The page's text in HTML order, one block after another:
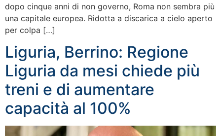
dopo cinque anni di non governo, Roma non sembra più
una capitale europea. Ridotta a discarica a cielo aperto
per colpa […]
Liguria, Berrino: Regione
Liguria da mesi chiede più
treni e di aumentare
capacità al 100%